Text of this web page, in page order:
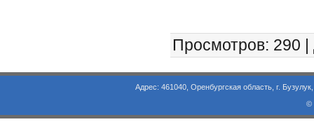
Просмотров: 290 |
Адрес: 461040, Оренбургская область, г. Бузулук, ул.
©